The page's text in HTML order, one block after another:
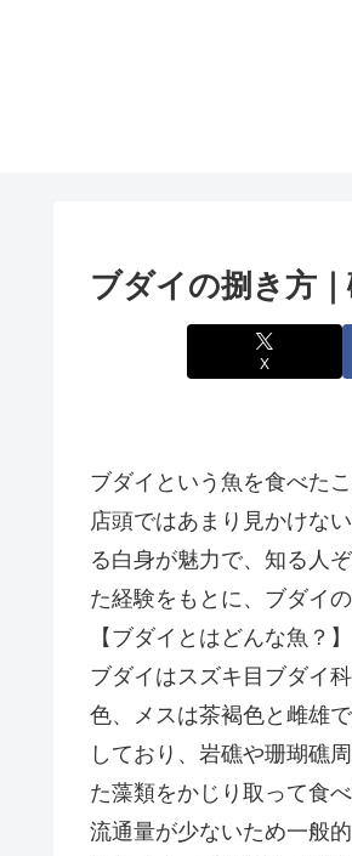
ブダイの捌き方
X
ブダイという魚を食べた
店頭ではあまり見かけな
る白身が魅力で、知る人
た経験をもとに、ブダイ
【ブダイとはどんな魚？】
ブダイはスズキ目ブダイ
色、メスは茶褐色と雌雄
しており、岩礁や珊瑚礁
た藻類をかじり取って食
流通量が少ないため一般